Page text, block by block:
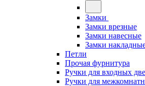
Замки
Замки врезные
Замки навесные
Замки
Петли
Прочая фурнитура
Ручки для входных
Ручки для